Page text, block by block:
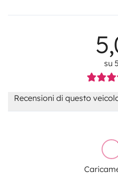
su 5
Recensioni di questo